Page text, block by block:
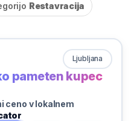
Restavracija
Ljubljana
pameten kupec
ceno v lokalnem